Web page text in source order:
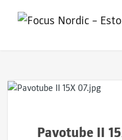
Pavotube II